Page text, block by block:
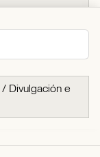
/ Divulgación e